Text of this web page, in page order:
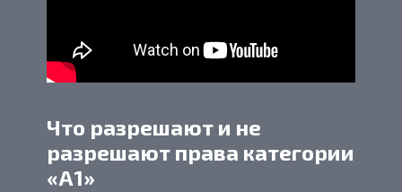
Что разрешают и не
разрешают права категории
«А1»